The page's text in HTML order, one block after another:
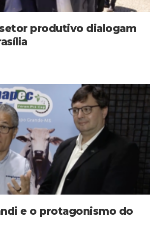
produtivo dialogam
e o protagonismo do